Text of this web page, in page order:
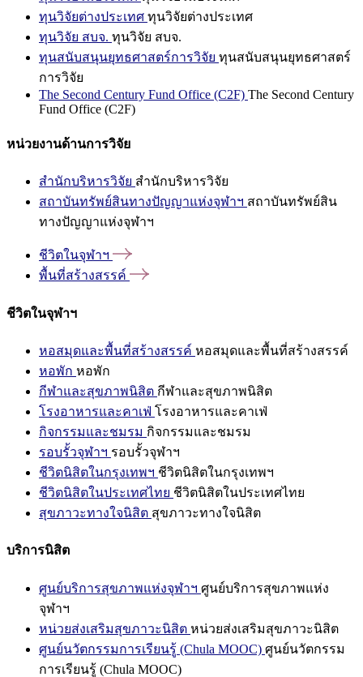
ทุนวิจัยต่างประเทศ ทุนวิจัยต่างประเทศ
ทุนวิจัย สบจ. ทุนวิจัย สบจ.
ทุนสนับสนุนยุทธศาสตร์การวิจัย ทุนสนับสนุนยุทธศาสตร์
การวิจัย
The Second Century Fund Office (C2F) The Second Century
Fund Office (C2F)
หน่วยงานด้านการวิจัย
สำนักบริหารวิจัย สำนักบริหารวิจัย
สถาบันทรัพย์สินทางปัญญาแห่งจุฬาฯ สถาบันทรัพย์สิน
ทางปัญญาแห่งจุฬาฯ
ชีวิตในจุฬาฯ
พื้นที่สร้างสรรค์
ชีวิตในจุฬาฯ
หอสมุดและพื้นที่สร้างสรรค์ หอสมุดและพื้นที่สร้างสรรค์
หอพัก หอพัก
กีฬาและสุขภาพนิสิต กีฬาและสุขภาพนิสิต
โรงอาหารและคาเฟ่ โรงอาหารและคาเฟ่
กิจกรรมและชมรม กิจกรรมและชมรม
รอบรั้วจุฬาฯ รอบรั้วจุฬาฯ
ชีวิตนิสิตในกรุงเทพฯ ชีวิตนิสิตในกรุงเทพฯ
ชีวิตนิสิตในประเทศไทย ชีวิตนิสิตในประเทศไทย
สุขภาวะทางใจนิสิต สุขภาวะทางใจนิสิต
บริการนิสิต
ศูนย์บริการสุขภาพแห่งจุฬาฯ ศูนย์บริการสุขภาพแห่ง
จุฬาฯ
หน่วยส่งเสริมสุขภาวะนิสิต หน่วยส่งเสริมสุขภาวะนิสิต
ศูนย์นวัตกรรมการเรียนรู้ (Chula MOOC) ศูนย์นวัตกรรม
การเรียนรู้ (Chula MOOC)